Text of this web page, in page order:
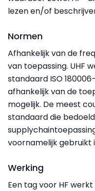
lezen en/of
Normen
Afhankelijk van de
van toepassing. UHF
standaard ISO
afhankelijk van de
mogelijk. De meest
standaard die
voornamelijk gebruikt
Werking
Een tag voor HF